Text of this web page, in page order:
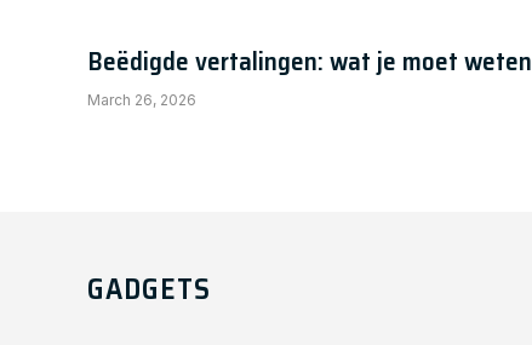
Beëdigde vertalingen: wat je moet weten
March 26, 2026
GADGETS